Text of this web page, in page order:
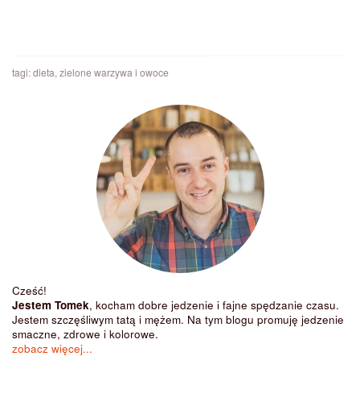
tagi:dieta, zielone warzywa i owoce
Cześć!
Jestem Tomek, kocham dobre jedzenie i fajne spędzanie czasu.
Jestem szczęśliwym tatą i mężem. Na tym blogu promuję jedzenie
smaczne, zdrowe i kolorowe.
zobacz więcej...